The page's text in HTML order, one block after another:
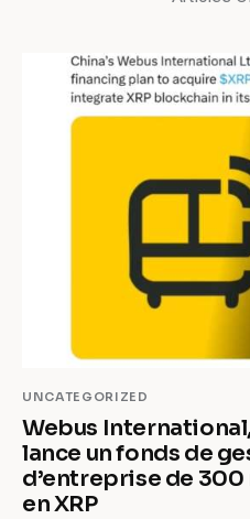
UNCATEGORIZED
Webus
lance un fonds de
d’entreprise de
en XRP